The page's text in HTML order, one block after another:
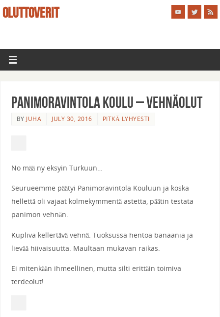
OLUTTOVERIT
Panimoravintola Koulu – Vehnäolut
BY JUHA JULY 30, 2016 PITKÄ LYHYESTI
No mää ny eksyin Turkuun…
Seurueemme päätyi Panimoravintola Kouluun ja koska
hellettä oli vajaat kolmekymmentä astetta, päätin testata
panimon vehnän.
Kupliva kellertävä vehnä. Tuoksussa hentoa banaania ja
lievää hiivaisuutta. Maultaan mukavan raikas.
Ei mitenkään ihmeellinen, mutta silti erittäin toimiva
terdeolut!